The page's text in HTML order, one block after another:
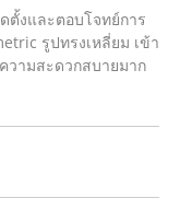
ตั้งและตอบโจทย์การ
รูปทรงเหลี่ยม เข้า
วามสะดวกสบายมาก